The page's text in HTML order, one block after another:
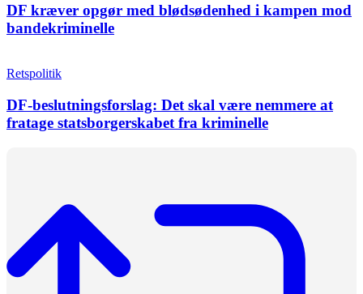
DF kræver opgør med blødsødenhed i kampen mod
bandekriminelle
Retspolitik
DF-beslutningsforslag: Det skal være nemmere at
fratage statsborgerskabet fra kriminelle